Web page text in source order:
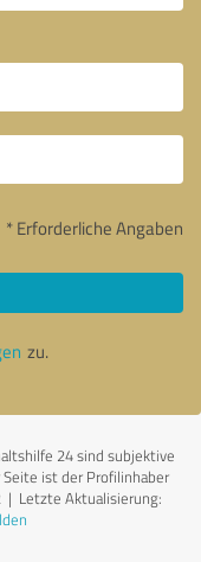
* Erforderliche Angaben
zu.
24 sind subjektive
ist der Profilinhaber
| Letzte Aktualisierung: